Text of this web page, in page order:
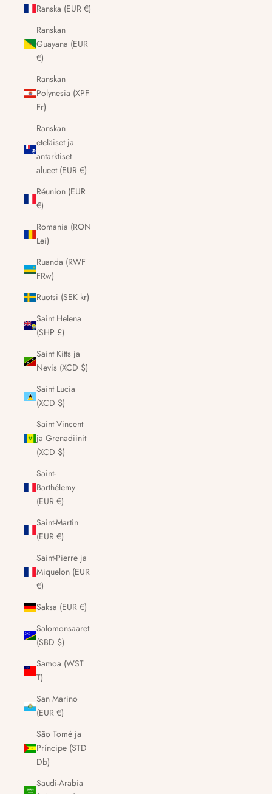
Ranska (EUR €)
Ranskan
Guayana (EUR
€)
Ranskan
Polynesia (XPF
Fr)
Ranskan
eteläiset ja
antarktiset
alueet (EUR €)
Réunion (EUR
€)
Romania (RON
Lei)
Ruanda (RWF
FRw)
Ruotsi (SEK kr)
Saint Helena
(SHP £)
Saint Kitts ja
Nevis (XCD $)
Saint Lucia
(XCD $)
Saint Vincent
ja Grenadiinit
(XCD $)
Saint-
Barthélemy
(EUR €)
Saint-Martin
(EUR €)
Saint-Pierre ja
Miquelon (EUR
€)
Saksa (EUR €)
Salomonsaaret
(SBD $)
Samoa (WST
T)
San Marino
(EUR €)
São Tomé ja
Príncipe (STD
Db)
Saudi-Arabia